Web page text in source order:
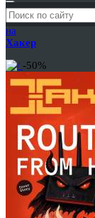
Годовая
подписка
на
Хакер
-50%